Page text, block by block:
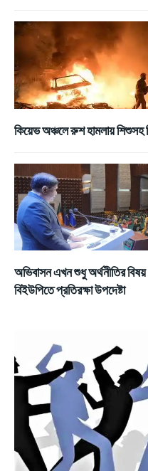
কিয়েভ অঞ্চলে রুশ হামলায় শিশুসহ
অভিবাসন এখন শুধু অর্থনীতির
বিইউপিতে প্রতিরক্ষা উপদেষ্টা